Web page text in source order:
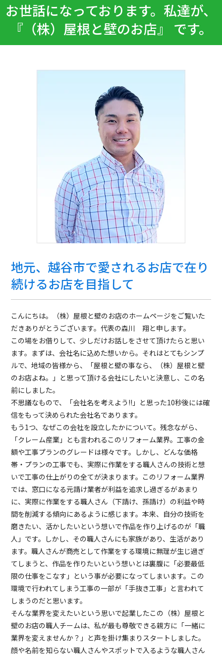
お世話になっております。私達が、
『（株）屋根と壁のお店』 です。
地元、越谷市で愛されるお店で在り
続けるお店を目指して
こんにちは。（株）屋根と壁のお店のホームページをご覧いた
だきありがとうございます。代表の森川 翔と申します。
この場をお借りして、少しだけお話しをさせて頂けたらと思い
ます。まずは、会社名に込めた想いから。それはとてもシンプ
ルで、地域の皆様から、「屋根と壁の事なら、（株）屋根と壁
のお店よね。」と思って頂ける会社にしたいと決意し、この名
前にしました。
不思議なもので、「会社名を考えよう!!」と思った10秒後には確
信をもって決められた会社名であります。
もう1つ、なぜこの会社を設立したかについて。残念ながら、
「クレーム産業」とも言われるこのリフォーム業界。工事の金
額や工事プランのグレードは様々です。しかし、どんな価格
帯・プランの工事でも、実際に作業をする職人さんの技術と想
いで工事の仕上がりの全てが決まります。このリフォーム業界
では、窓口になる元請け業者が利益を追求し過ぎるがあまり
に、実際に作業をする職人さん（下請け、孫請け）の利益や時
間を削減する傾向にあるように感じます。本来、自分の技術を
磨きたい、活かしたいという想いで作品を作り上げるのが「職
人」です。しかし、その職人さんにも家族があり、生活があり
ます。職人さんが商売として作業をする環境に無理が生じ過ぎ
てしまうと、作品を作りたいという想いとは裏腹に「必要最低
限の仕事をこなす」という事が必要になってしまいます。この
環境で行われてしまう工事の一部が「手抜き工事」と言われて
しまうのだと思います。
そんな業界を変えたいという思いで起業したこの（株）屋根と
壁のお店の職人チームは、私が最も尊敬できる親方に「一緒に
業界を変えませんか？」と声を掛け集まりスタートしました。
顔や名前を知らない職人さんやスポットで入るような職人さん